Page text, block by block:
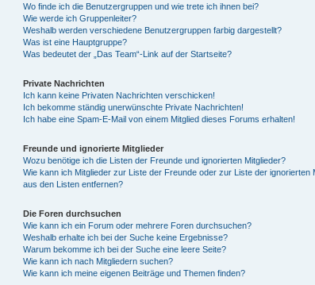
Wo finde ich die Benutzergruppen und wie trete ich ihnen bei?
Wie werde ich Gruppenleiter?
Weshalb werden verschiedene Benutzergruppen farbig dargestellt?
Was ist eine Hauptgruppe?
Was bedeutet der „Das Team“-Link auf der Startseite?
Private Nachrichten
Ich kann keine Privaten Nachrichten verschicken!
Ich bekomme ständig unerwünschte Private Nachrichten!
Ich habe eine Spam-E-Mail von einem Mitglied dieses Forums erhalten!
Freunde und ignorierte Mitglieder
Wozu benötige ich die Listen der Freunde und ignorierten Mitglieder?
Wie kann ich Mitglieder zur Liste der Freunde oder zur Liste der ignorierten
aus den Listen entfernen?
Die Foren durchsuchen
Wie kann ich ein Forum oder mehrere Foren durchsuchen?
Weshalb erhalte ich bei der Suche keine Ergebnisse?
Warum bekomme ich bei der Suche eine leere Seite?
Wie kann ich nach Mitgliedern suchen?
Wie kann ich meine eigenen Beiträge und Themen finden?